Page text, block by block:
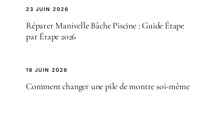
23 JUIN 2026
Réparer Manivelle Bâche Piscine : Guide Étape
par Étape 2026
18 JUIN 2026
Comment changer une pile de montre soi-même